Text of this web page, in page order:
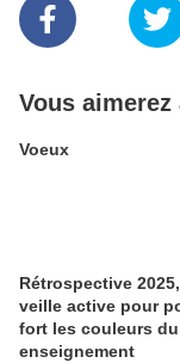
Vous aimerez
Voeux
Rétrospective
veille active pour
fort les couleurs
enseignement